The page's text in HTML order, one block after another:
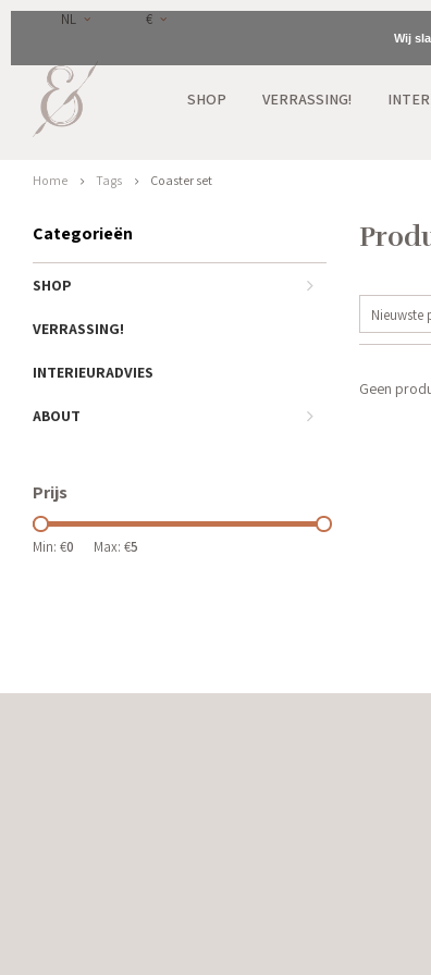
NL €
SHOP VERRASSING!
Home Tags Coaster set
Categorieën
SHOP
VERRASSING!
INTERIEURADVIES
ABOUT
Prijs
Min: €0 Max: €5
Nieuwste
Geen
Wij